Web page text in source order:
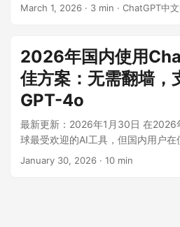
据上下文和过去的对话生成类似人类
的入口地址一览及使用教程，以帮
工具。 ...
March 1, 2026 · 3 min · ChatGPT中
2026年国内使用
佳方案：无需翻墙，
GPT-4o
最新更新：2026年1月30日 在2026
球最受欢迎的AI工具，但国内用户
战。本文将为您详细介绍3种经过验
January 30, 2026 · 10 min